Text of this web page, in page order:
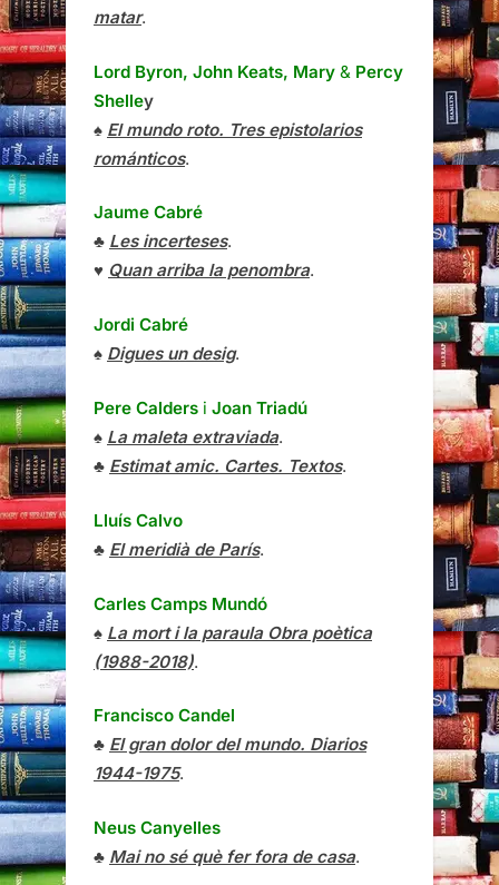
matar.
Lord Byron, John Keats, Mary & Percy
Shelley
♠ El mundo roto. Tres epistolarios
románticos.
Jaume Cabré
♣ Les incerteses.
♥ Quan arriba la penombra.
Jordi Cabré
♠ Digues un desig.
Pere Calders i Joan Triadú
♠ La maleta extraviada.
♣ Estimat amic. Cartes. Textos.
Lluís Calvo
♣ El meridià de París.
Carles Camps Mundó
♠ La mort i la paraula Obra poètica
(1988-2018).
Francisco Candel
♣ El gran dolor del mundo. Diarios
1944-1975.
Neus Canyelles
♣ Mai no sé què fer fora de casa.